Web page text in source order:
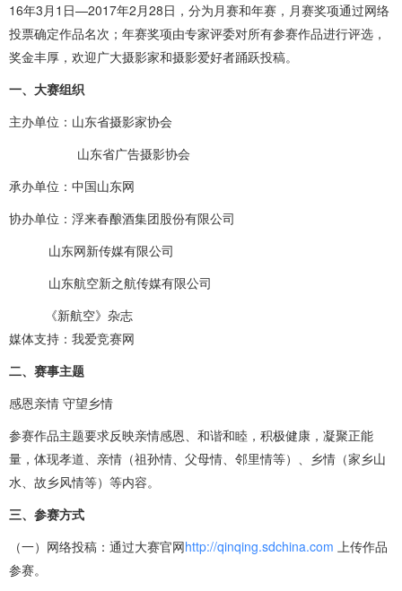
16年3月1日—2017年2月28日，分为月赛和年赛，月赛奖项通过网络
投票确定作品名次；年赛奖项由专家评委对所有参赛作品进行评选，
奖金丰厚，欢迎广大摄影家和摄影爱好者踊跃投稿。
一、大赛组织
主办单位：山东省摄影家协会
山东省广告摄影协会
承办单位：中国山东网
协办单位：浮来春酿酒集团股份有限公司
山东网新传媒有限公司
山东航空新之航传媒有限公司
《新航空》杂志
媒体支持：我爱竞赛网
二、赛事主题
感恩亲情 守望乡情
参赛作品主题要求反映亲情感恩、和谐和睦，积极健康，凝聚正能
量，体现孝道、亲情（祖孙情、父母情、邻里情等）、乡情（家乡山
水、故乡风情等）等内容。
三、参赛方式
（一）网络投稿：通过大赛官网http://qinqing.sdchina.com 上传作品
参赛。